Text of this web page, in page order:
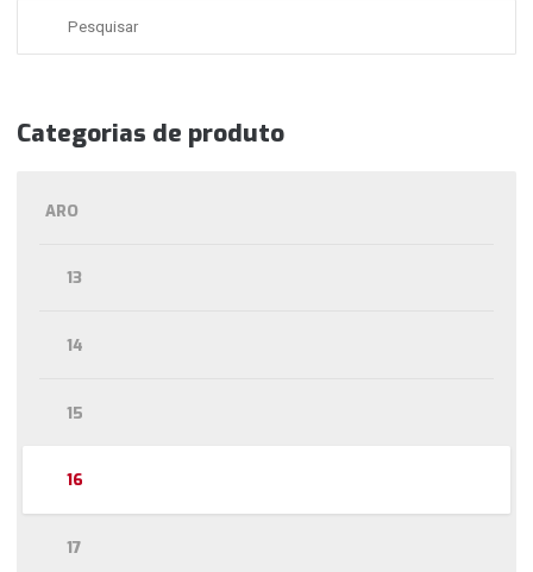
Categorias de produto
ARO
13
14
15
16
17